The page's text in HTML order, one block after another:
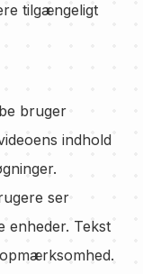
tilgængeligt
bruger
indhold
ser
enheder. Tekst